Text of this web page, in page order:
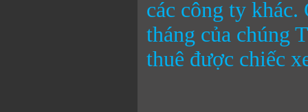
các công ty
tháng của chúng
thuê được chiếc